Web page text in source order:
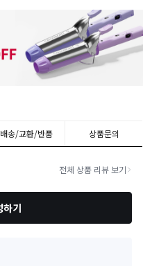
배송/교환/반품 상품문의